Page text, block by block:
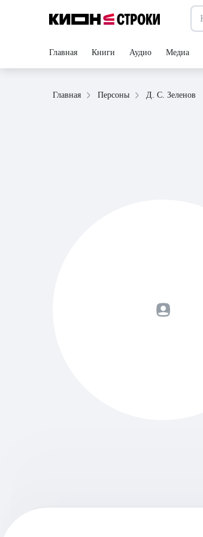
Главная Книги Аудио Медиа
Главная Персоны Д. С. Зеленов